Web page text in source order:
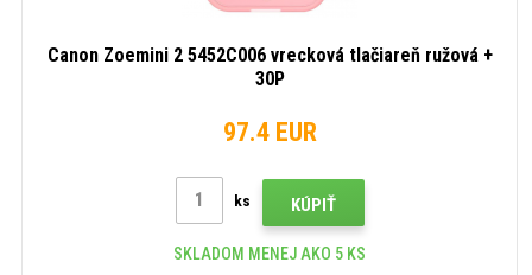
Canon Zoemini 2 5452C006 vrecková tlačiareň ružová +
30P
97.4 EUR
ks KÚPIŤ
SKLADOM MENEJ AKO 5 KS